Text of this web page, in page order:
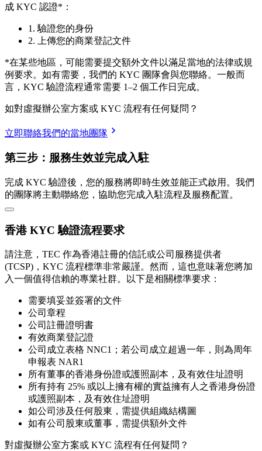
成 KYC 認證*：
1. 驗證您的身份
2. 上傳您的商業登記文件
*在某些地區，可能需要提交額外文件以滿足當地的法律或規
例要求。如有需要，我們的 KYC 團隊會與您聯絡。一般而
言，KYC 驗證流程通常需要 1–2 個工作日完成。
如對虛擬辦公室方案或 KYC 流程有任何疑問？
立即聯絡我們的當地團隊
第三步：服務生效並完成入駐
完成 KYC 驗證後，您的服務將即時生效並能正式啟用。我們
的團隊將主動聯絡您，協助您完成入駐流程及服務配置。
香港 KYC 驗證流程要求
請注意，TEC 作為香港註冊的信託或公司服務提供者
(TCSP)，KYC 流程標準非常嚴謹。然而，這也意味著您將加
入一個值得信賴的專業社群。以下是相關標準要求：
需要填妥並簽署的文件
公司章程
公司註冊證明書
有效商業登記證
公司成立表格 NNC1；若公司成立超過一年，則為周年
申報表 NAR1
所有董事的香港身份證或護照副本，及有效住址證明
所有持有 25% 或以上擁有權的實益擁有人之香港身份證
或護照副本，及有效住址證明
如公司涉及任何股東，需提供組織結構圖
如有公司股東或董事，需提供額外文件
對虛擬辦公室方案或 KYC 流程有任何疑問？